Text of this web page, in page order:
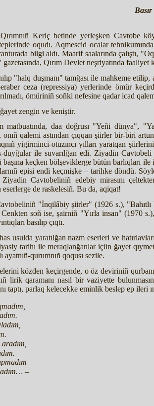
Keriç betinde yerleşken Cavtobe
oqudı. Aqmescid ocalar
bilgi aldı. Maarif saalarında çalıştı,
Qırım Devlet neşriyatında faaliyet
"halq duşmanı" tamğası ile mahkeme etilip,
ceza (repressiya) yerlerinde ömür
ömüriniñ soñki nefesine qadar icad
zengin ve keniştir.
daa doğrusı "Yeñi dünya",
qalemi astından çıqqan şiirler bir-biri
yigirminci-otuzıncı yılları yaratqan
duyğular ile suvarılğan edi. Ziyadin Cavtobeli
keçken bölşeviklerge bütün barlıqları ile
episi endi keçmişke – tarihke döndü.
Cavtobeliniñ edebiy mirasını
eserlerge de raskelesiñ. Bu da, aqiqat!
"İnqilâbiy şiirler" (1926 s.), "Bahıtlı
soñ ise, şairniñ "Yırla insan" (1970
basılıp çıqtı.
usulda yaratılğan nazm eserleri ve
tarihı ile meraqlanğanlar içün ğayet
qurumnıñ qoqusı sezile.
közden keçirgende, o öz deviriniñ
lirik qaramanı nasıl bir vaziyette
taptı, parlaq kelecekke eminlik beslep ep ileri
–